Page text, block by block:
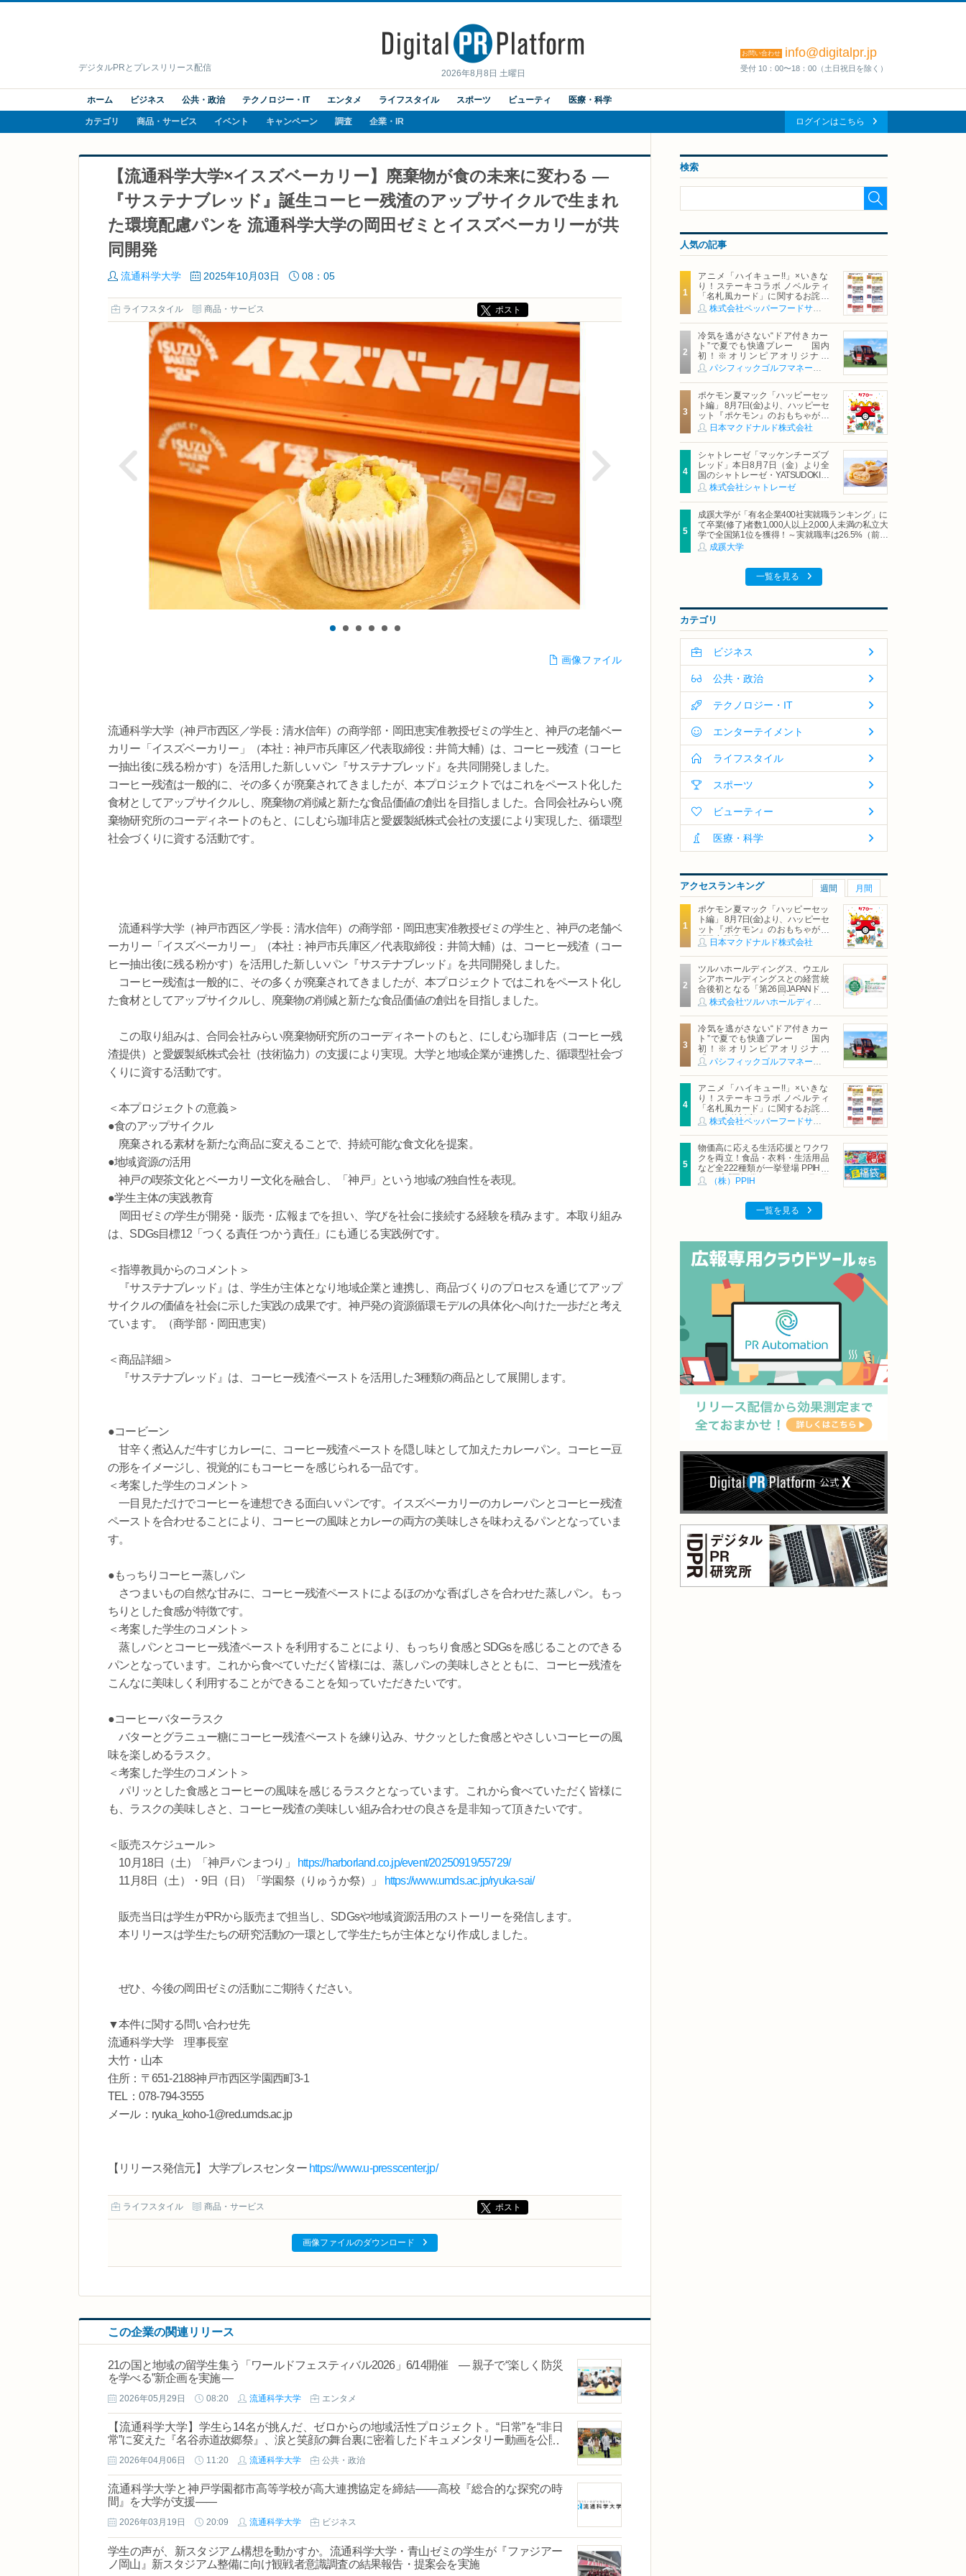
2026年8月8日 土曜日
デジタルPRとプレスリリース配信
お問い合わせ info@digitalpr.jp
受付 10：00〜18：00（土日祝日を除く）
ホーム ビジネス 公共・政治 テクノロジー・IT エンタメ ライフスタイル スポーツ ビューティ 医療・科学
カテゴリ 商品・サービス イベント キャンペーン 調査 企業・IR ログインはこちら
【流通科学大学×イスズベーカリー】廃棄物が食の未来に変わる ―
『サステナブレッド』誕生コーヒー残渣のアップサイクルで生まれ
た環境配慮パンを 流通科学大学の岡田ゼミとイスズベーカリーが共
同開発
流通科学大学 2025年10月03日 08：05
ライフスタイル 商品・サービス ポスト
画像ファイル
流通科学大学（神戸市西区／学長：清水信年）の商学部・岡田恵実准教授ゼミの学生と、神戸の老舗ベー
カリー「イスズベーカリー」（本社：神戸市兵庫区／代表取締役：井筒大輔）は、コーヒー残渣（コーヒ
ー抽出後に残る粉かす）を活用した新しいパン『サステナブレッド』を共同開発しました。
コーヒー残渣は一般的に、その多くが廃棄されてきましたが、本プロジェクトではこれをペースト化した
食材としてアップサイクルし、廃棄物の削減と新たな食品価値の創出を目指しました。合同会社みらい廃
棄物研究所のコーディネートのもと、にしむら珈琲店と愛媛製紙株式会社の支援により実現した、循環型
社会づくりに資する活動です。
流通科学大学（神戸市西区／学長：清水信年）の商学部・岡田恵実准教授ゼミの学生と、神戸の老舗ベ
ーカリー「イスズベーカリー」（本社：神戸市兵庫区／代表取締役：井筒大輔）は、コーヒー残渣（コー
ヒー抽出後に残る粉かす）を活用した新しいパン『サステナブレッド』を共同開発しました。
コーヒー残渣は一般的に、その多くが廃棄されてきましたが、本プロジェクトではこれをペースト化し
た食材としてアップサイクルし、廃棄物の削減と新たな食品価値の創出を目指しました。
この取り組みは、合同会社みらい廃棄物研究所のコーディネートのもと、にしむら珈琲店（コーヒー残
渣提供）と愛媛製紙株式会社（技術協力）の支援により実現。大学と地域企業が連携した、循環型社会づ
くりに資する活動です。
＜本プロジェクトの意義＞
●食のアップサイクル
廃棄される素材を新たな商品に変えることで、持続可能な食文化を提案。
●地域資源の活用
神戸の喫茶文化とベーカリー文化を融合し、「神戸」という地域の独自性を表現。
●学生主体の実践教育
岡田ゼミの学生が開発・販売・広報までを担い、学びを社会に接続する経験を積みます。本取り組み
は、SDGs目標12「つくる責任 つかう責任」にも通じる実践例です。
＜指導教員からのコメント＞
『サステナブレッド』は、学生が主体となり地域企業と連携し、商品づくりのプロセスを通じてアップ
サイクルの価値を社会に示した実践の成果です。神戸発の資源循環モデルの具体化へ向けた一歩だと考え
ています。（商学部・岡田恵実）
＜商品詳細＞
『サステナブレッド』は、コーヒー残渣ペーストを活用した3種類の商品として展開します。
●コービーン
甘辛く煮込んだ牛すじカレーに、コーヒー残渣ペーストを隠し味として加えたカレーパン。コーヒー豆
の形をイメージし、視覚的にもコーヒーを感じられる一品です。
＜考案した学生のコメント＞
一目見ただけでコーヒーを連想できる面白いパンです。イスズベーカリーのカレーパンとコーヒー残渣
ペーストを合わせることにより、コーヒーの風味とカレーの両方の美味しさを味わえるパンとなっていま
す。
●もっちりコーヒー蒸しパン
さつまいもの自然な甘みに、コーヒー残渣ペーストによるほのかな香ばしさを合わせた蒸しパン。もっ
ちりとした食感が特徴です。
＜考案した学生のコメント＞
蒸しパンとコーヒー残渣ペーストを利用することにより、もっちり食感とSDGsを感じることのできる
パンとなっています。これから食べていただく皆様には、蒸しパンの美味しさとともに、コーヒー残渣を
こんなに美味しく利用することができることを知っていただきたいです。
●コーヒーバターラスク
バターとグラニュー糖にコーヒー残渣ペーストを練り込み、サクッとした食感とやさしいコーヒーの風
味を楽しめるラスク。
＜考案した学生のコメント＞
パリッとした食感とコーヒーの風味を感じるラスクとなっています。これから食べていただく皆様に
も、ラスクの美味しさと、コーヒー残渣の美味しい組み合わせの良さを是非知って頂きたいです。
＜販売スケジュール＞
10月18日（土）「神戸パンまつり」
https://harborland.co.jp/event/20250919/55729/
11月8日（土）・9日（日）「学園祭（りゅうか祭）」
https://www.umds.ac.jp/ryuka-sai/
販売当日は学生がPRから販売まで担当し、SDGsや地域資源活用のストーリーを発信します。
本リリースは学生たちの研究活動の一環として学生たちが主体となり作成しました。
ぜひ、今後の岡田ゼミの活動にご期待ください。
▼本件に関する問い合わせ先
流通科学大学 理事長室
大竹・山本
住所：〒651-2188神戸市西区学園西町3-1
TEL：078-794-3555
メール：ryuka_koho-1@red.umds.ac.jp
【リリース発信元】 大学プレスセンター https://www.u-presscenter.jp/
ライフスタイル 商品・サービス ポスト
画像ファイルのダウンロード
この企業の関連リリース
21の国と地域の留学生集う「ワールドフェスティバル2026」6/14開催 ― 親子で“楽しく防災
を学べる”新企画を実施 ―
2026年05月29日 08:20 流通科学大学 エンタメ
【流通科学大学】学生ら14名が挑んだ、ゼロからの地域活性プロジェクト。“日常”を“非日
常”に変えた『名谷赤道故郷祭』、涙と笑顔の舞台裏に密着したドキュメンタリー動画を公開
2026年04月06日 11:20 流通科学大学 公共・政治
流通科学大学と神戸学園都市高等学校が高大連携協定を締結――高校『総合的な探究の時
間』を大学が支援――
2026年03月19日 20:09 流通科学大学 ビジネス
学生の声が、新スタジアム構想を動かすか。流通科学大学・青山ゼミの学生が『ファジアー
ノ岡山』新スタジアム整備に向け観戦者意識調査の結果報告・提案会を実施
検索
人気の記事
アニメ「ハイキュー!!」×いきな
り！ステーキコラボ ノベルティ
「名札風カード」に関するお詫び
および交換対応についてのご案内
冷気を逃がさない“ドア付きカー
ト”で夏でも快適プレー 国内
初！※オリンピアオリジナル
「AirCon Cart（エアコンカー
ト）」導入 | ＰＧＭ
ポケモン夏マック「ハッピーセッ
ト編」 8月7日(金)より、ハッピーセ
ット『ポケモン』のおもちゃが期
間限定登場
日本マクドナルド株式会社
シャトレーゼ「マッケンチーズブ
レッド」本日8月7日（金）より全
国のシャトレーゼ・YATSUDOKIで
発売株式会社シャトレーゼ
成蹊大学が「有名企業400社実就職ランキング」に
て卒業(修了)者数1,000人以上2,000人未満の私立大
学で全国第1位を獲得！～実就職率は26.5%（前年
比＋4.3pt）に伸長、東京の私立大学でも10位にラ
ンクイン～
成蹊大学
一覧を見る
カテゴリ
ビジネス
公共・政治
テクノロジー・IT
エンターテイメント
ライフスタイル
スポーツ
ビューティー
医療・科学
アクセスランキング 週間 月間
ポケモン夏マック「ハッピーセッ
ト編」 8月7日(金)より、ハッピーセ
ット『ポケモン』のおもちゃが期
間限定登場
日本マクドナルド株式会社
ツルハホールディングス、ウエル
シアホールディングスとの経営統
合後初となる「第26回JAPANドラ
ッグストアショー」に出展
冷気を逃がさない“ドア付きカー
ト”で夏でも快適プレー 国内
初！※オリンピアオリジナル
「AirCon Cart（エアコンカー
ト）」導入 | ＰＧＭ
アニメ「ハイキュー!!」×いきな
り！ステーキコラボ ノベルティ
「名札風カード」に関するお詫び
および交換対応についてのご案内
物価高に応える生活応援とワクワ
クを両立！食品・衣料・生活用品
など全222種類が一挙登場 PPIHグ
ループ「夏福袋」＆セール 8月6日
(木)より順次スタート
（株）PPIH
一覧を見る